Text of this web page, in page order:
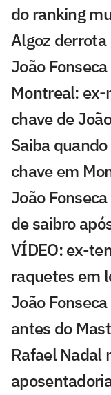
do ranking
Algoz derrota
João Fonseca
Montreal: ex-
chave de
Saiba
chave em
João
de saibro
VÍDEO: ex-
raquetes em
João
antes do
Rafael Nadal